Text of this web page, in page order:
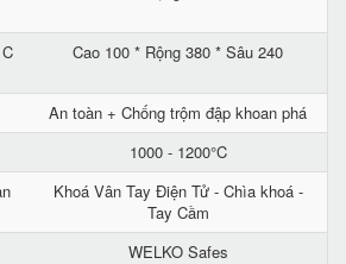
Cao 100 * Rộng 380 * Sâu 240
An toàn + Chống trộm đập khoan phá
1000 - 1200°C
Khoá Vân Tay Điện Tử - Chìa khoá -
Tay Cầm
WELKO Safes